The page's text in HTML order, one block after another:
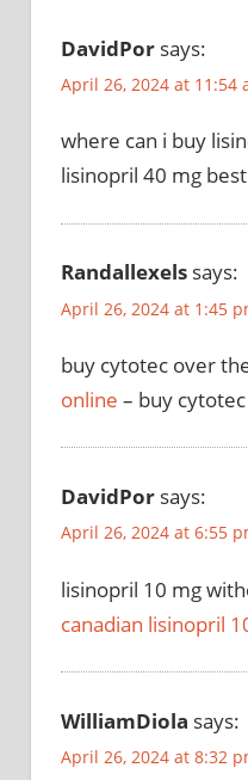
DavidPor says:
April 26, 2024 at 11:54
where can i buy
lisinopril 40 mg
Randallexels says:
April 26, 2024 at 1:45
buy cytotec over
online – buy
DavidPor says:
April 26, 2024 at 6:55
lisinopril 10 mg
canadian lisinopril
WilliamDiola says:
April 26, 2024 at 8:32